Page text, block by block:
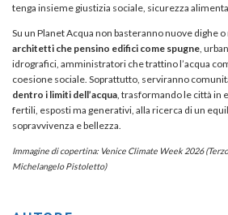
tenga insieme giustizia sociale, sicurezza
Su un Planet Acqua non basteranno nuove dighe o
architetti che pensino edifici come spugne ,
idrografici, amministratori che trattino l’acqua
coesione sociale. Soprattutto, serviranno
dentro i limiti dell’acqua , trasformando le città in
fertili, esposti ma generativi, alla ricerca di un
sopravvivenza e bellezza.
Immagine di copertina: Venice Climate Week 2026
Michelangelo Pistoletto)